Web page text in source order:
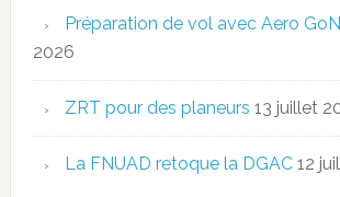
Préparation de vol avec Aero
2026
ZRT pour des planeurs 13 juillet
La FNUAD retoque la DGAC 12